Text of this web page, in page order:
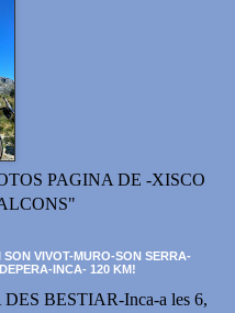
PAGINA DE -XISCO
VIVOT-MURO-SON SERRA-
INCA- 120 KM!
BESTIAR-Inca-a les 6,